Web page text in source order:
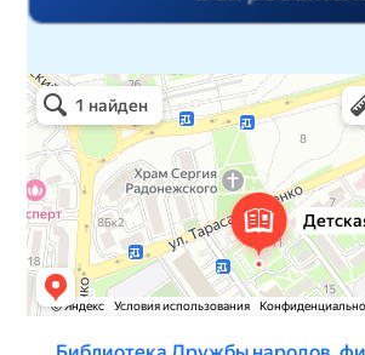
Детская библиотека № 14 Дружбы народов
Библиотека в Севастополе